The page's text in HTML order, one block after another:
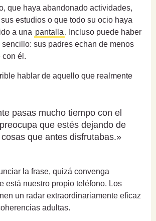
que haya abandonado actividades,
estudios o que todo su ocio haya
a una pantalla . Incluso puede haber
sus padres echan de menos
con él.
hablar de aquello que realmente
pasas mucho tiempo con el
que estés dejando de
que antes disfrutabas.»
la frase, quizá convenga
está nuestro propio teléfono. Los
un radar extraordinariamente eficaz
adultas.